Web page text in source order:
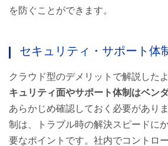
を防ぐことができます。
セキュリティ・サポート体
クラウド型のデメリットで解説したよ
キュリティ面やサポート体制はベン
あらかじめ確認しておく必要があり
制は、トラブル時の解決スピードに
要なポイントです。社内でコントロ